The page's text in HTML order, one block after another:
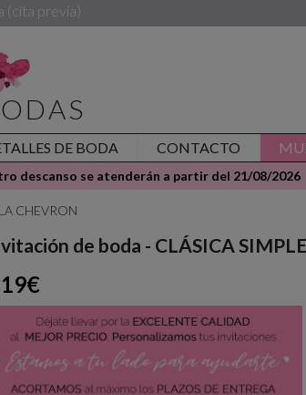
(cita previa)
DE BODA CONTACTO
descanso se atenderán a partir del 21/08/2026
CHEVRON
de boda - CLÁSICA